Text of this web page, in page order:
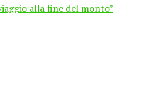
alla fine del monto”